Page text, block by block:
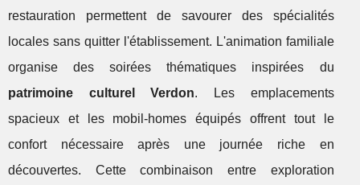
restauration permettent de savourer des spécialités
locales sans quitter l'établissement. L'animation familiale
organise des soirées thématiques inspirées du
patrimoine culturel Verdon. Les emplacements
spacieux et les mobil-homes équipés offrent tout le
confort nécessaire après une journée riche en
découvertes. Cette combinaison entre exploration